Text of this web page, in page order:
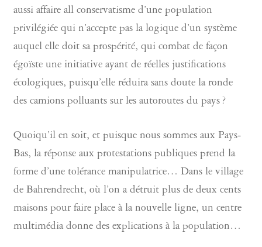
aussi affaire all conservatisme d’une population
privilégiée qui n’accepte pas la logique d’un système
auquel elle doit sa prospérité, qui combat de façon
égoïste une initiative ayant de réelles justifications
écologiques, puisqu’elle réduira sans doute la ronde
des camions polluants sur les autoroutes du pays ?
Quoiqu’il en soit, et puisque nous sommes aux Pays-
Bas, la réponse aux protestations publiques prend la
forme d’une tolérance manipulatrice… Dans le village
de Bahrendrecht, où l’on a détruit plus de deux cents
maisons pour faire place à la nouvelle ligne, un centre
multimédia donne des explications à la population…